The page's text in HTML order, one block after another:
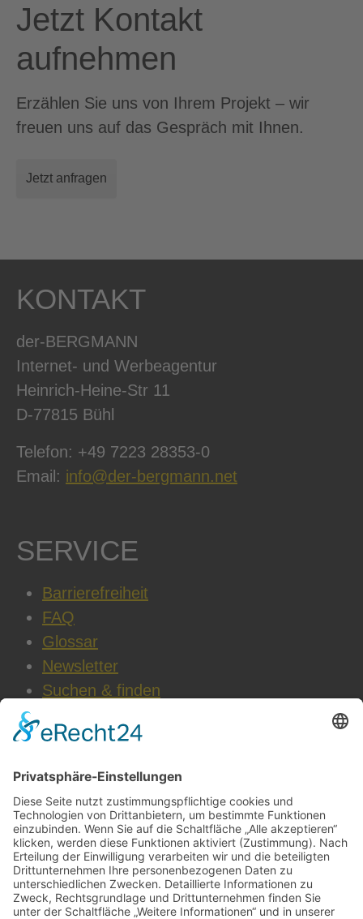
Jetzt Kontakt
aufnehmen
Erzählen Sie uns von Ihrem Projekt – wir
freuen uns auf das Gespräch mit Ihnen.
Jetzt anfragen
KONTAKT
der-BERGMANN
Internet- und Werbeagentur
Heinrich-Heine-Str 11
D-77815 Bühl
Telefon: +49 7223 28353-0
Email: info@der-bergmann.net
SERVICE
Barrierefreiheit
FAQ
Glossar
Newsletter
Suchen & finden
WEITERE INFOS
Datenschutz
Impressum
AGB
Cookie-Einstellungen
Jobs & Karriere